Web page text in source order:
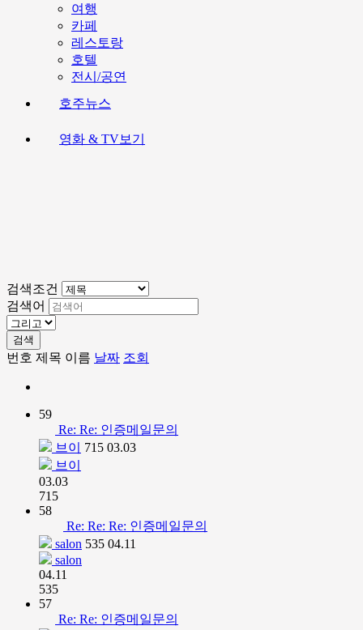
여행
카페
레스토랑
호텔
전시/공연
호주뉴스
영화 & TV보기
검색조건
검색어
검색
번호 제목 이름 날짜 조회
59
Re: Re: 인증메일문의
브이
715 03.03
브이
03.03
715
58
Re: Re: Re: 인증메일문의
salon 535 04.11
salon
04.11
535
57
Re: Re: 인증메일문의